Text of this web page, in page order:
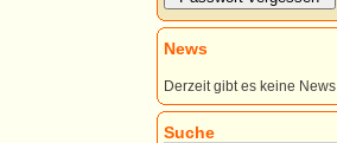
News
Derzeit gibt es keine News
Suche